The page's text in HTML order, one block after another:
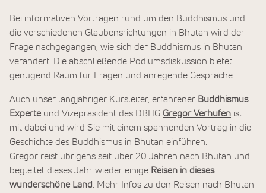
Bei informativen Vorträgen rund um den Buddhismus und
die verschiedenen Glaubensrichtungen in Bhutan wird der
Frage nachgegangen, wie sich der Buddhismus in Bhutan
verändert. Die abschließende Podiumsdiskussion bietet
genügend Raum für Fragen und anregende Gespräche.
Auch unser langjähriger Kursleiter, erfahrener Buddhismus
Experte und Vizepräsident des DBHG Gregor Verhufen ist
mit dabei und wird Sie mit einem spannenden Vortrag in die
Geschichte des Buddhismus in Bhutan einführen.
Gregor reist übrigens seit über 20 Jahren nach Bhutan und
begleitet dieses Jahr wieder einige Reisen in dieses
wunderschöne Land
. Mehr Infos zu den Reisen nach Bhutan